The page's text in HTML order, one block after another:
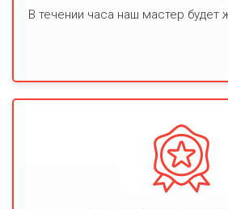
В течении часа наш мастер будет